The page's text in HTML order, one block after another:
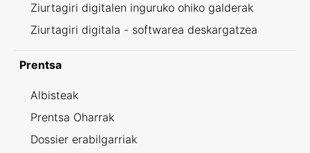
Ziurtagiri digitalen inguruko ohiko galderak
Ziurtagiri digitala - softwarea deskargatzea
Prentsa
Albisteak
Prentsa Oharrak
Dossier erabilgarriak